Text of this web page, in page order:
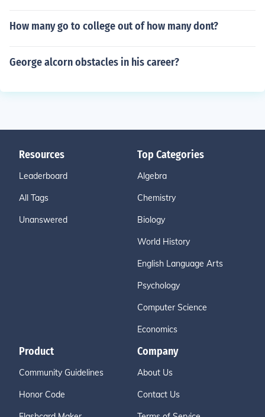
How many go to college out of how many dont?
George alcorn obstacles in his career?
Resources
Leaderboard
All Tags
Unanswered
Top Categories
Algebra
Chemistry
Biology
World History
English Language Arts
Psychology
Computer Science
Economics
Product
Community Guidelines
Honor Code
Company
About Us
Contact Us